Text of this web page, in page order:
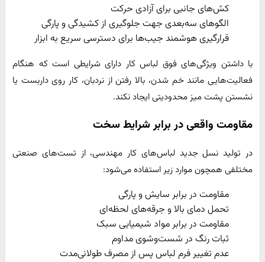
کش‌های جانبی برای آزادی حرکت
الگوهای سه‌بعدی جهت جلوگیری از کشیدگی و پارگی
قرارگیری هوشمند جیب‌ها برای دسترسی سریع به ابزار
با داشتن ویژگی‌های فوق لباس کار دارای شرایطی است که هنگام
فعالیت‌هایی مانند خم شدن، بالا رفتن از نردبان، کار روی داربست یا
نشستن پشت میز محدودیتی ایجاد نکند.
مقاومت واقعی در برابر شرایط سخت
در تولید نسل جدید لباس‌های کار مهندسی، از تست‌های صنعتی
مختلفی همچون موارد زیر استفاده می‌شود:
مقاومت در برابر سایش و پارگی
تحمل دمای بالا و جرقه‌های لحظه‌ای
مقاومت در برابر مواد شیمیایی سبک
ثبات رنگ در شست‌وشوی مداوم
عدم تغییر فرم لباس پس از مصرف طولانی‌مدت